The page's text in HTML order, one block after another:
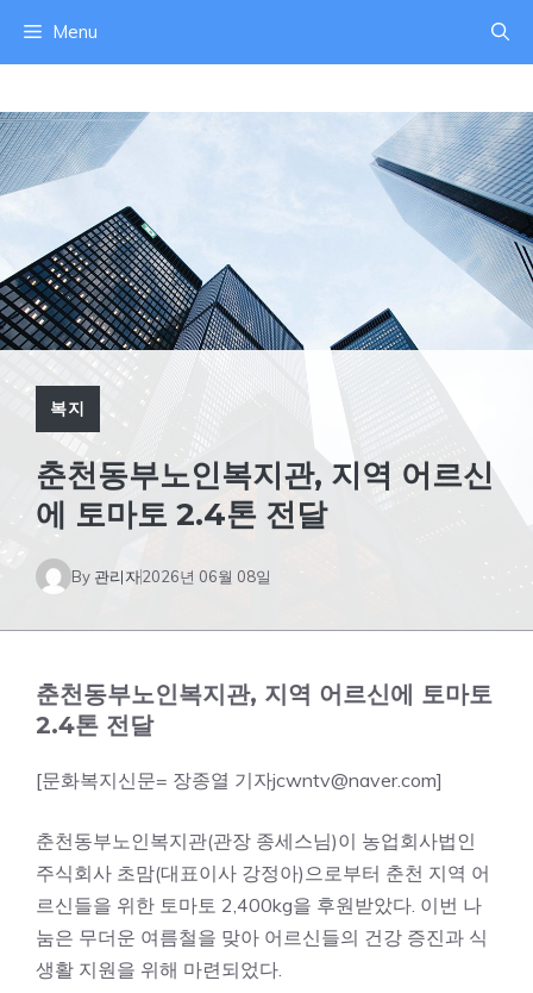
로
건
너
Menu
복지
춘천동부노인복지관, 지역 어르신
에 토마토 2.4톤 전달
By 관리자2026년 06월 08일
춘천동부노인복지관, 지역 어르신에 토마토
2.4톤 전달
[문화복지신문= 장종열 기자jcwntv@naver.com]
춘천동부노인복지관(관장 종세스님)이 농업회사법인
주식회사 초맘(대표이사 강정아)으로부터 춘천 지역 어
르신들을 위한 토마토 2,400kg을 후원받았다. 이번 나
눔은 무더운 여름철을 맞아 어르신들의 건강 증진과 식
생활 지원을 위해 마련되었다.